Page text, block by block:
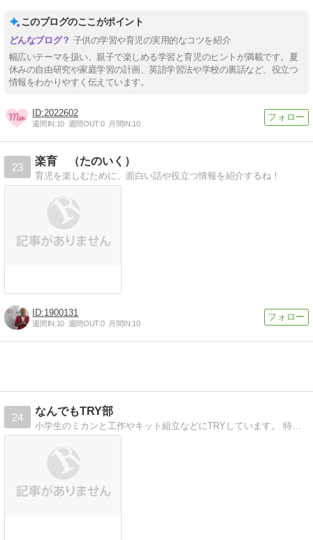
このブログのここがポイント
子供の学習や育児の実用的なコツを紹介
幅広いテーマを扱い、親子で楽しめる学習と育児のヒントが満載です。夏
休みの自由研究や家庭学習の計画、英語学習法や学校の裏話など、役立つ
情報をわかりやすく伝えています。
2022602
週間IN:10 週間OUT:0 月間IN:10
23
楽育 （たのいく）
育児を楽しむために、面白い話や役立つ情報を紹介するね！
1900131
週間IN:10 週間OUT:0 月間IN:10
24
なんでもTRY部
小学生のミカンと工作やキット組立などにTRYしています。 特に、科学実験や電子工作（初心者）に興味があります。